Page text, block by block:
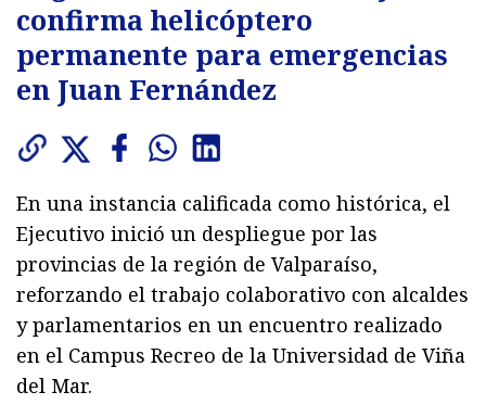
confirma helicóptero
permanente para emergencias
en Juan Fernández
En una instancia calificada como histórica, el
Ejecutivo inició un despliegue por las
provincias de la región de Valparaíso,
reforzando el trabajo colaborativo con alcaldes
y parlamentarios en un encuentro realizado
en el Campus Recreo de la Universidad de Viña
del Mar.